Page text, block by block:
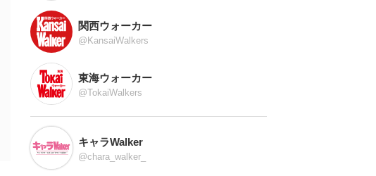
関西ウォーカー
@KansaiWalkers
東海ウォーカー
@TokaiWalkers
キャラWalker
@chara_walker_